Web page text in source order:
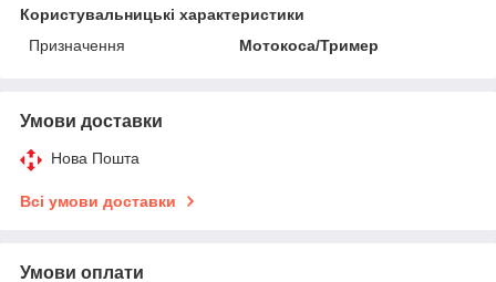
Користувальницькі характеристики
Призначення
Мотокоса/Тример
Умови доставки
Нова Пошта
Всі умови доставки
Умови оплати